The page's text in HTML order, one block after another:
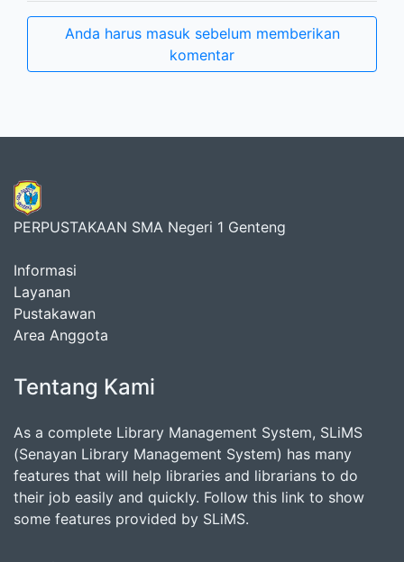
Anda harus masuk sebelum memberikan
komentar
PERPUSTAKAAN SMA Negeri 1 Genteng
Informasi
Layanan
Pustakawan
Area Anggota
Tentang Kami
As a complete Library Management System, SLiMS
(Senayan Library Management System) has many
features that will help libraries and librarians to do
their job easily and quickly. Follow this link to show
some features provided by SLiMS.